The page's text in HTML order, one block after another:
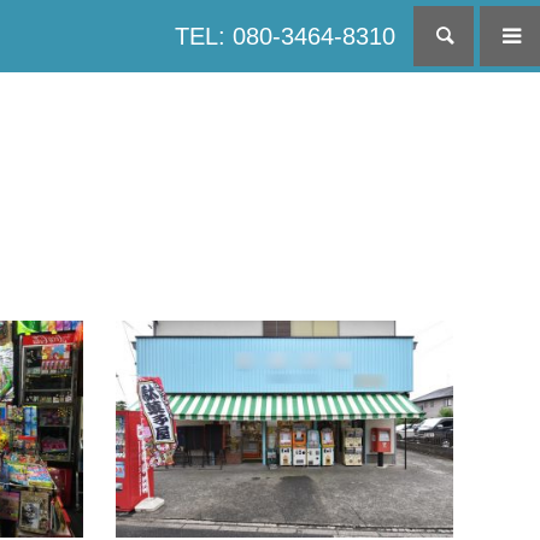
TEL: 080-3464-8310 検索